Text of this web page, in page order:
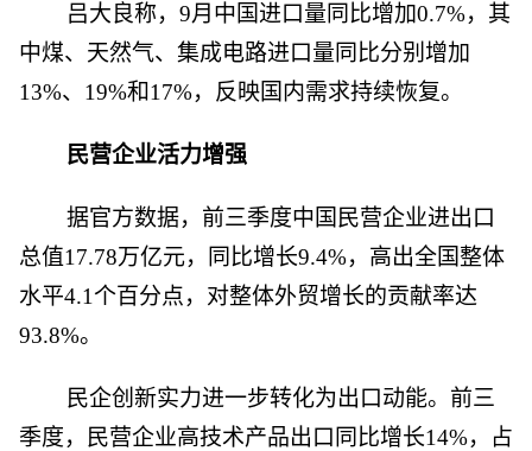
吕大良称，9月中国进口量同比增加0.7%，其
中煤、天然气、集成电路进口量同比分别增加
13%、19%和17%，反映国内需求持续恢复。
民营企业活力增强
据官方数据，前三季度中国民营企业进出口
总值17.78万亿元，同比增长9.4%，高出全国整体
水平4.1个百分点，对整体外贸增长的贡献率达
93.8%。
民企创新实力进一步转化为出口动能。前三
季度，民营企业高技术产品出口同比增长14%，占